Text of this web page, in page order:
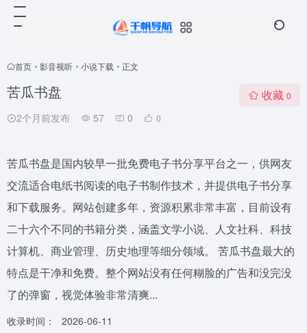
首页 • 影音视听 • 小说下载 • 正文
苦瓜书盘
2个月前发布 57 0 0
收藏 0
苦瓜书盘是国内较早一批免费电子书分享平台之一，供网友
交流适合电纸书阅读的电子书制作技术，并提供电子书分享
和下载服务。网站创建多年，资源积累非常丰富，目前设有
二十六个不同的书籍分类，涵盖文学小说、人文社科、科技
计算机、商业管理、历史地理等细分领域。 苦瓜书盘最大的
特点是干净和免费。整个网站没有任何糊脸的广告和没完没
了的弹窗，视觉体验非常清爽...
收录时间：
2026-06-11